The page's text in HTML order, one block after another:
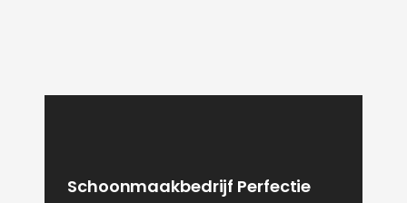
Schoonmaakbedrijf Perfectie